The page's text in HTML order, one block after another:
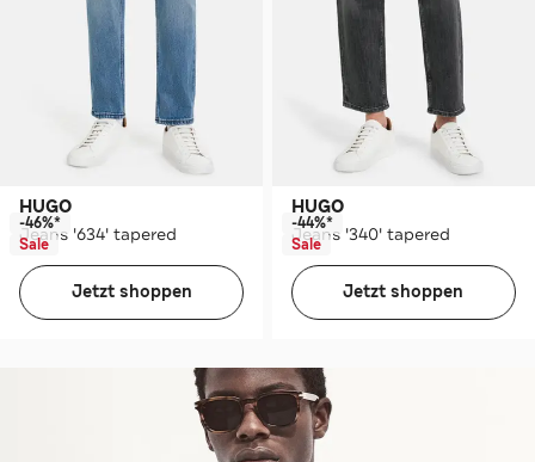
HUGO
Jeans '634' tapered
-46%*
Sale
Jetzt shoppen
HUGO
Jeans '340' tapered
-44%*
Sale
Jetzt shoppen